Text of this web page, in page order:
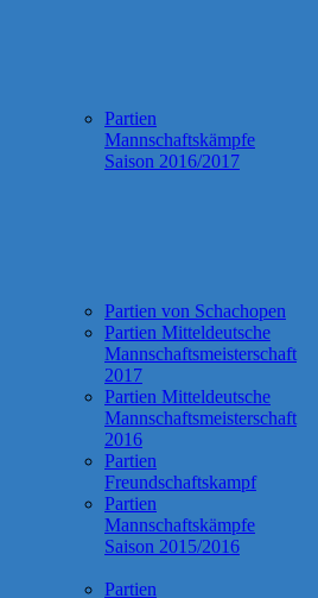
Partien
Mannschaftskämpfe
Saison 2016/2017
Partien von Schachopen
Partien Mitteldeutsche
Mannschaftsmeisterschaft
2017
Partien Mitteldeutsche
Mannschaftsmeisterschaft
2016
Partien
Freundschaftskampf
Partien
Mannschaftskämpfe
Saison 2015/2016
Partien